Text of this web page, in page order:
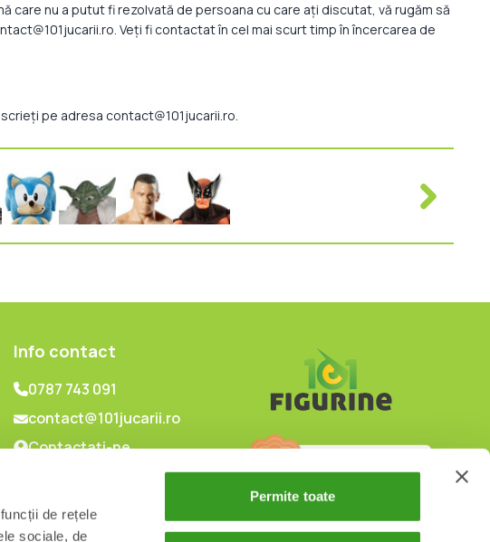
de rețele
sociale, de
Permite toate
care nu a putut fi rezolvată de persoana cu care ați discutat, vă rugăm să
Veți fi contactat în cel mai scurt timp în încercarea de
pe adresa contact@101jucarii.ro.
Info contact
0787 743 091
contact@101jucarii.ro
Contactați-ne